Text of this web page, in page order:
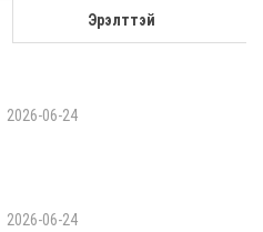
Эрэлттэй
2026-06-24
2026-06-24